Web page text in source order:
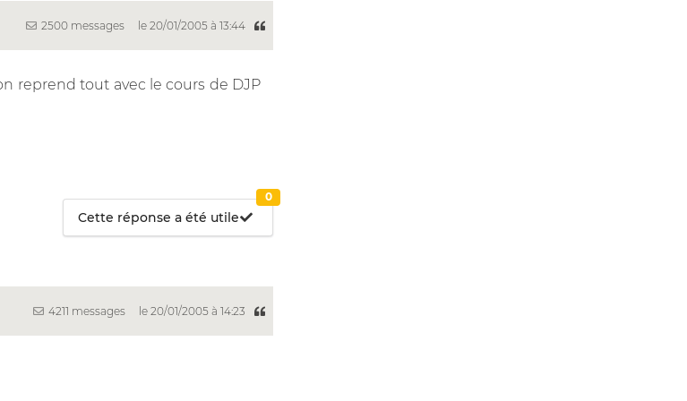
2500 messages le 20/01/2005 à 13:44
reprend tout avec le cours de DJP
Cette réponse a été utile
0
4211 messages le 20/01/2005 à 14:23